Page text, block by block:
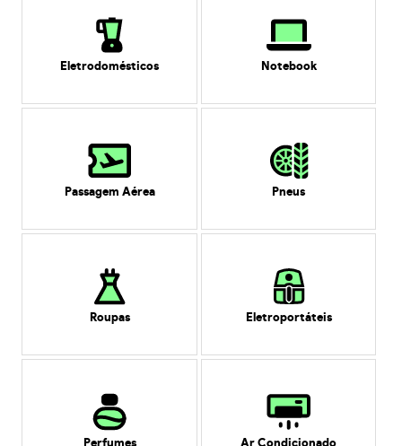
Eletrodomésticos Notebook
Passagem Aérea Pneus
Roupas Eletroportáteis